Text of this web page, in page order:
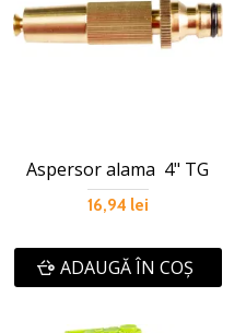
Aspersor alama 4" TG
16,94 lei
ADAUGĂ ÎN COŞ